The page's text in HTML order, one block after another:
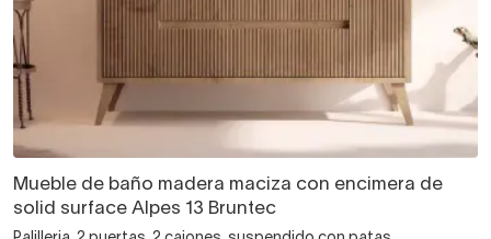
Mueble de baño madera maciza con encimera de
solid surface Alpes 13 Bruntec